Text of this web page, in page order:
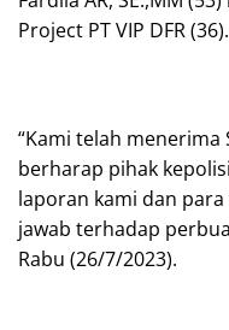
Project PT VIP DFR (36).
“Kami telah menerima
berharap pihak
laporan kami dan
jawab terhadap
Rabu (26/7/2023).